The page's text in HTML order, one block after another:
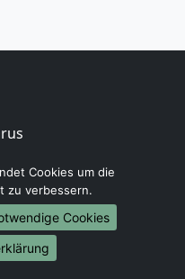
und Herzegowina
Cookies um die
zu verbessern.
Cookies